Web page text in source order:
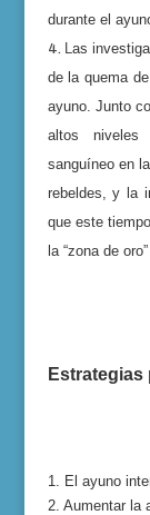
durante el
as
de la quema
ayuno. Junto
altos niveles
sanguíneo en
rebeldes, y la
que este
la “zona de
Estrategias
1. El ayuno
2. Aumentar la